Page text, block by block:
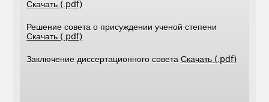
Скачать (.pdf)
Решение совета о присуждении ученой степени
Скачать (.pdf)
Заключение диссертационного советаСкачать (.pdf)